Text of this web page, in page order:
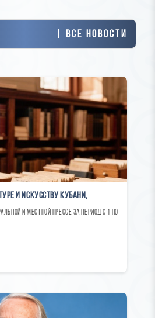
| Все новости
и искусству Кубани,
и местной прессе за период с 1 по